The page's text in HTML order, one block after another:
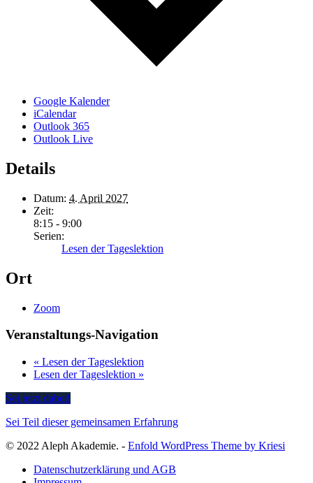
Google Kalender
iCalendar
Outlook 365
Outlook Live
Details
Datum: 4. April 2027
Zeit:
8:15 - 9:00
Serien:
Lesen der Tageslektion
Ort
Zoom
Veranstaltungs-Navigation
« Lesen der Tageslektion
Lesen der Tageslektion »
Sei jetzt dabei!
Sei Teil dieser gemeinsamen Erfahrung
© 2022 Aleph Akademie. - Enfold WordPress Theme by Kriesi
Datenschutzerklärung und AGB